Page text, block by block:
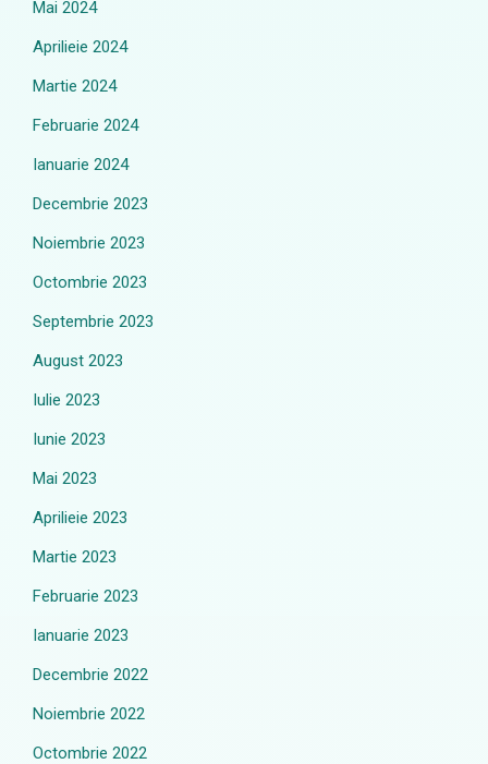
Mai 2024
Aprilieie 2024
Martie 2024
Februarie 2024
Ianuarie 2024
Decembrie 2023
Noiembrie 2023
Octombrie 2023
Septembrie 2023
August 2023
Iulie 2023
Iunie 2023
Mai 2023
Aprilieie 2023
Martie 2023
Februarie 2023
Ianuarie 2023
Decembrie 2022
Noiembrie 2022
Octombrie 2022